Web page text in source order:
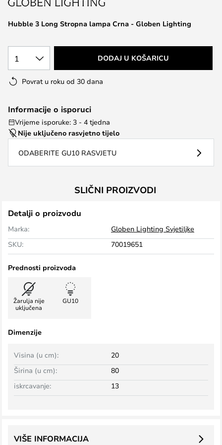
images
Hubble 3 Long Stropna lampa Crna - Globen Lighting
1 DODAJ U KOŠARICU
Povrat u roku od 30 dana
Informacije o isporuci
Vrijeme isporuke: 3 - 4 tjedna
Nije uključeno rasvjetno tijelo
ODABERITE GU10 RASVJETU
SLIČNI PROIZVODI
Detalji o proizvodu
Marka:
Globen Lighting Svjetiljke
SKU:
70019651
Prednosti proizvoda
Žarulja nije
uključena
GU10
Dimenzije
Širina (u cm): 80
Visina (u cm): 20
iskrcavanje: 13
VIŠE INFORMACIJA